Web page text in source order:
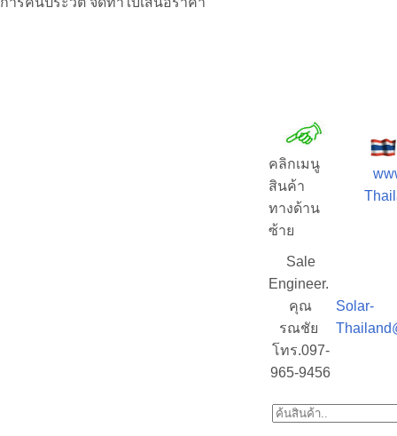
คลิกเมนู
สินค้า
ทางด้าน
ซ้าย
Sale
Engineer.
คุณ
รณชัย
โทร.097-
965-9456
Solar-